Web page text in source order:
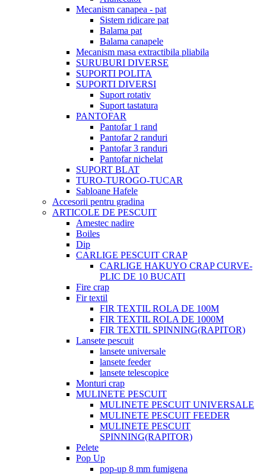
Mecanism canapea - pat
Sistem ridicare pat
Balama pat
Balama canapele
Mecanism masa extractibila pliabila
SURUBURI DIVERSE
SUPORTI POLITA
SUPORTI DIVERSI
Suport rotativ
Suport tastatura
PANTOFAR
Pantofar 1 rand
Pantofar 2 randuri
Pantofar 3 randuri
Pantofar nichelat
SUPORT BLAT
TURO-TUROGO-TUCAR
Sabloane Hafele
Accesorii pentru gradina
ARTICOLE DE PESCUIT
Amestec nadire
Boiles
Dip
CARLIGE PESCUIT CRAP
CARLIGE HAKUYO CRAP CURVE-
PLIC DE 10 BUCATI
Fire crap
Fir textil
FIR TEXTIL ROLA DE 100M
FIR TEXTIL ROLA DE 1000M
FIR TEXTIL SPINNING(RAPITOR)
Lansete pescuit
lansete universale
lansete feeder
lansete telescopice
Monturi crap
MULINETE PESCUIT
MULINETE PESCUIT UNIVERSALE
MULINETE PESCUIT FEEDER
MULINETE PESCUIT
SPINNING(RAPITOR)
Pelete
Pop Up
pop-up 8 mm fumigena